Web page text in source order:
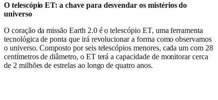
O telescópio ET: a chave para desvendar os mistérios do
universo
O coração da missão Earth 2.0 é o telescópio ET, uma ferramenta
tecnológica de ponta que irá revolucionar a forma como observamos
o universo. Composto por seis telescópios menores, cada um com 28
centímetros de diâmetro, o ET terá a capacidade de monitorar cerca
de 2 milhões de estrelas ao longo de quatro anos.